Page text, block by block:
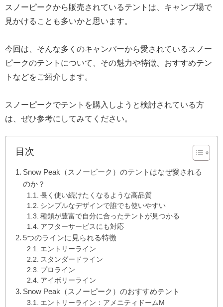
スノーピークから販売されているテントは、キャンプ場で
見かけることも多いかと思います。
今回は、そんな多くのキャンパーから愛されているスノー
ピークのテントについて、その魅力や特徴、おすすめテン
トなどをご紹介します。
スノーピークでテントを購入しようと検討されている方
は、ぜひ参考にしてみてください。
目次
Snow Peak（スノーピーク）のテントはなぜ愛される
のか？
長く使い続けたくなるような高品質
シンプルなデザインで誰でも使いやすい
種類が豊富で自分に合ったテントが見つかる
アフターサービスにも対応
5つのラインに見られる特徴
エントリーライン
スタンダードライン
プロライン
アイボリーライン
Snow Peak（スノーピーク）のおすすめテント
エントリーライン：アメニティドームM